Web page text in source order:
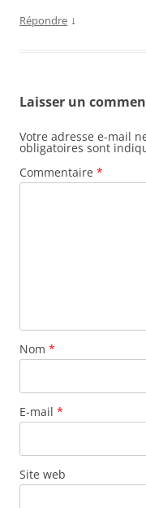
Répondre ↓
Laisser un
Votre adresse e-mail
obligatoires sont
Commentaire *
Nom *
E-mail *
Site web